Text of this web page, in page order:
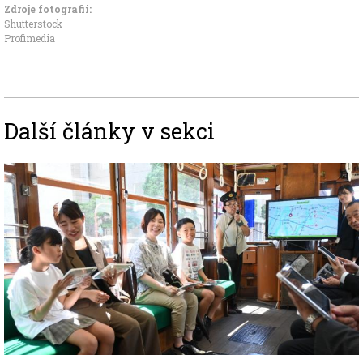
Zdroje fotografii:
Shutterstock
Profimedia
Další články v sekci
Image